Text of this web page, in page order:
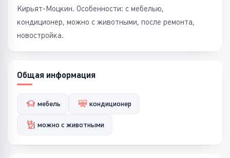
Кирьят-Моцкин. Особенности: с мебелью,
кондиционер, можно с животными, после ремонта,
новостройка.
Общая информация
мебель кондиционер
можно с животными